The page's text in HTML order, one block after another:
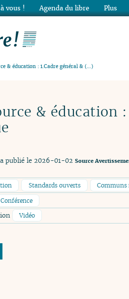
& éducation : 1.Cadre général & (…)
& éducation
publié le 2026-01-02 Source
Standards ouverts Communs
Conférence
Vidéo
vous ! Agenda du libre Plus